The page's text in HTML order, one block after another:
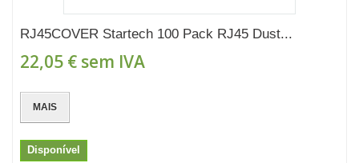
RJ45COVER Startech 100 Pack RJ45 Dust...
22,05 € sem IVA
MAIS
Disponível